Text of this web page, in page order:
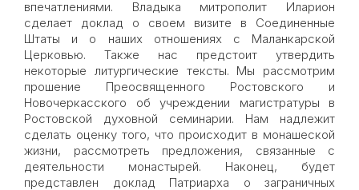
впечатлениями. Владыка митрополит Иларион
сделает доклад о своем визите в Соединенные
Штаты и о наших отношениях с Маланкарской
Церковью. Также нас предстоит утвердить
некоторые литургические тексты. Мы рассмотрим
прошение Преосвященного Ростовского и
Новочеркасского об учреждении магистратуры в
Ростовской духовной семинарии. Нам надлежит
сделать оценку того, что происходит в монашеской
жизни, рассмотреть предложения, связанные с
деятельности монастырей. Наконец, будет
представлен доклад Патриарха о заграничных